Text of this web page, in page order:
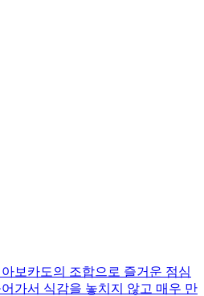
보카도의 조합으로 즐거운 점심
가서 식감을 놓치지 않고 매우 만